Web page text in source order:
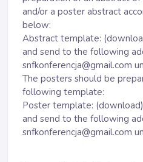
and/or a poster abstract
below:
Abstract template:
and send to the following
snfkonferencja@gmail.com
The posters should be
following template:
Poster template: (download)
and send to the following
snfkonferencja@gmail.com